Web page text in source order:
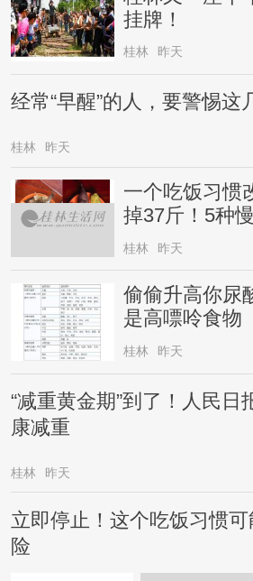
挂牌！
桂林 昨天
经常“早醒”的人，要警惕这
桂林 昨天
一个吃饭习惯
掉37斤！5种
桂林 昨天
偷偷升高你尿
是高嘌呤食物
桂林 昨天
“减重黄金期”到了！人民日
康减重
桂林 昨天
立即停止！这个吃饭习惯
险